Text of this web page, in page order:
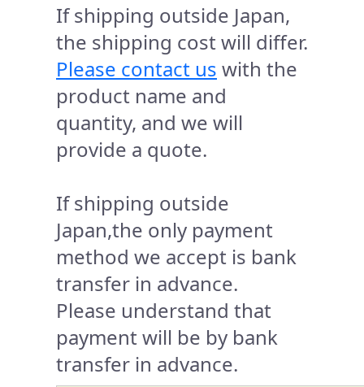
If shipping outside Japan,
the shipping cost will differ.
Please contact us with the
product name and
quantity, and we will
provide a quote.
If shipping outside
Japan,the only payment
method we accept is bank
transfer in advance.
Please understand that
payment will be by bank
transfer in advance.